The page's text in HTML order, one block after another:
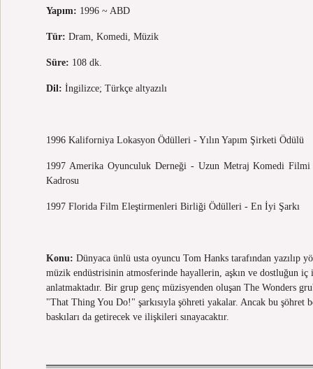
Yapım: 1996 ~ ABD
Tür: Dram, Komedi, Müzik
Süre: 108 dk.
Dil: İngilizce; Türkçe altyazılı
1996 Kaliforniya Lokasyon Ödülleri - Yılın Yapım Şirketi Ödülü
1997 Amerika Oyunculuk Derneği - Uzun Metraj Komedi
Kadrosu
1997 Florida Film Eleştirmenleri Birliği Ödülleri - En İyi Şarkı
Konu: Dünyaca ünlü usta oyuncu Tom Hanks tarafından yazılıp
müzik endüstrisinin atmosferinde hayallerin, aşkın ve dostluğun
anlatmaktadır. Bir grup genç müzisyenden oluşan The Wonders
"That Thing You Do!" şarkısıyla şöhreti yakalar. Ancak bu şöhret
baskıları da getirecek ve ilişkileri sınayacaktır.